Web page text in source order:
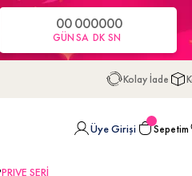
00
GÜN
00
SA
00
DK
00
SN
Kolay İade
Üye Girişi Sepetim
PRIVE SERİ